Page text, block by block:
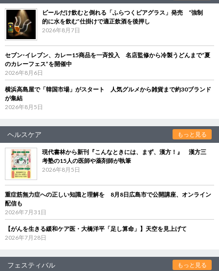
ビールだけ飲むと倒れる「ふらつくビアグラス」発売 “強制
的に水を飲む”仕掛けで適正飲酒を後押し
2026年8月7日
セブン‐イレブン、カレー15商品を一斉投入 名店監修から冷製うどんまで“夏
のカレーフェス”を開催中
2026年8月6日
横浜高島屋で「韓国市場」がスタート 人気グルメから雑貨まで約30ブランド
が集結
2026年8月5日
ヘルスケア もっと見る
現代書林から新刊『こんなときには、まず、漢方！』 漢方三
考塾の15人の医師や薬剤師が執筆
2026年8月5日
重症筋無力症への正しい知識と理解を 8月8日広島市で公開講座、オンライン
配信も
2026年7月31日
【がんを生きる緩和ケア医・大橋洋平「足し算命」】天空を見上げて
2026年7月28日
フェスティバル もっと見る